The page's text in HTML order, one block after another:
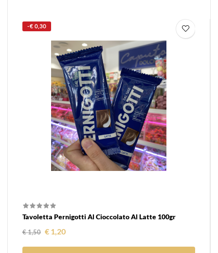
-€ 0,30
Tavoletta Pernigotti Al Cioccolato Al Latte 100gr
Prezzo regolare
€ 1,50 Prezzo
€ 1,20